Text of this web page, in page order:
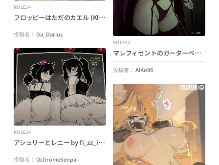
RULE34
マレフィセントのガーターベルト (QueenComplex) (SLEEPING BEAUTY)
投稿者： AlKo96
RULE34
フロッピーはただのカエル (KlimSpree) (僕のヒーローアカデミア)
投稿者： Da_Darius
RULE34
アシュリーとレニー by fi_zz_ill (アンディとレイリーの棺)
投稿者： OchromeSenpai